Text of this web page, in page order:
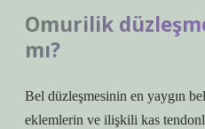
Omurilik
mı?
Bel düzleşmesinin en yaygın
eklemlerin ve ilişkili kas